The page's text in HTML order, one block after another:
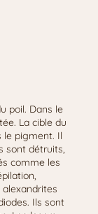
poil. Dans le
La cible du
le pigment. Il
sont détruits,
comme les
alexandrites
Ils sont